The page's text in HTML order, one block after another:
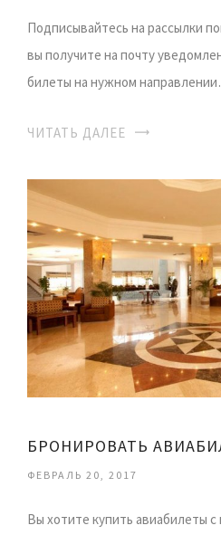
Подписывайтесь на рассылки
вы получите на почту
билеты на нужном
ЧИТАТЬ ДАЛЕЕ
БРОНИРОВАТЬ
ФЕВРАЛЬ 20, 2017
Вы хотите купить авиабилеты